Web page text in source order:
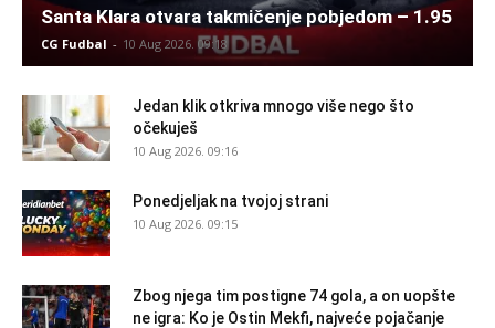
Santa Klara otvara takmičenje pobjedom – 1.95
CG Fudbal - 10 Aug 2026. 09:18
Jedan klik otkriva mnogo više nego što
očekuješ
10 Aug 2026. 09:16
Ponedjeljak na tvojoj strani
10 Aug 2026. 09:15
Zbog njega tim postigne 74 gola, a on uopšte
ne igra: Ko je Ostin Mekfi, najveće pojačanje